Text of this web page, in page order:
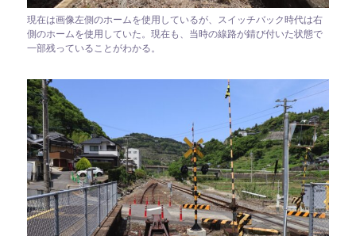
現在は画像左側のホームを使用しているが、スイッチバック時代は右
側のホームを使用していた。現在も、当時の線路が錆び付いた状態で
一部残っていることがわかる。